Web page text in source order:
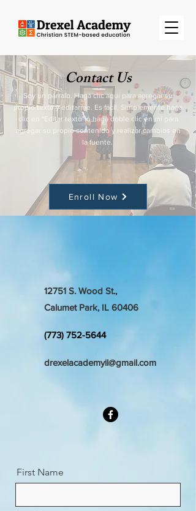
Contact Us
Soy un párrafo. Haga clic aquí para agregar su
propio texto y editarme. Es fácil. Simplemente haga
clic en "Editar texto" o haga doble clic en mí para
agregar su propio contenido y realizar cambios en
la fuente.
Enroll Now
12751 S. Wood St.,
Calumet Park, IL 60406
(773) 752-5644
drexelacademyil@gmail.com
First Name